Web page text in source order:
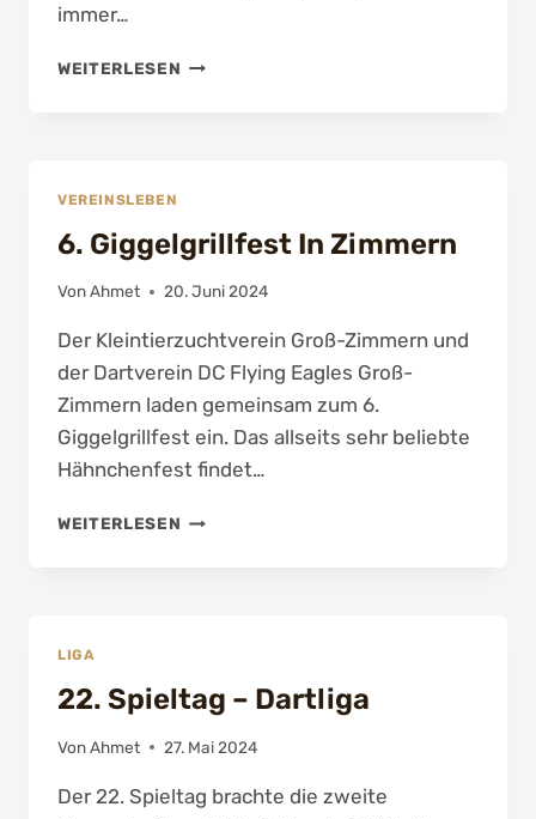
immer…
WEITERLESEN
VEREINSLEBEN
6. Giggelgrillfest In Zimmern
VonAhmet 20. Juni 2024
Der Kleintierzuchtverein Groß-Zimmern und
der Dartverein DC Flying Eagles Groß-
Zimmern laden gemeinsam zum 6.
Giggelgrillfest ein. Das allseits sehr beliebte
Hähnchenfest findet…
WEITERLESEN 6.
LIGA
22. Spieltag – Dartliga
VonAhmet 27. Mai 2024
Der 22. Spieltag brachte die zweite